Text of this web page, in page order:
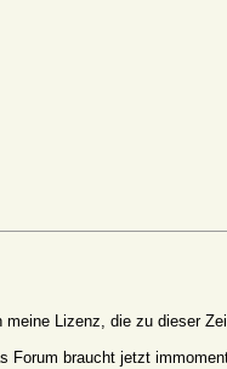
Lizenz, die zu dieser
braucht jetzt